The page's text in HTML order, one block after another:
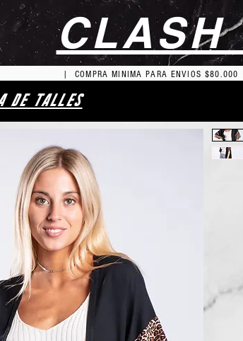
CLASH
| COMPRA MINIMA PARA ENVIOS $80.000
DE TALLES